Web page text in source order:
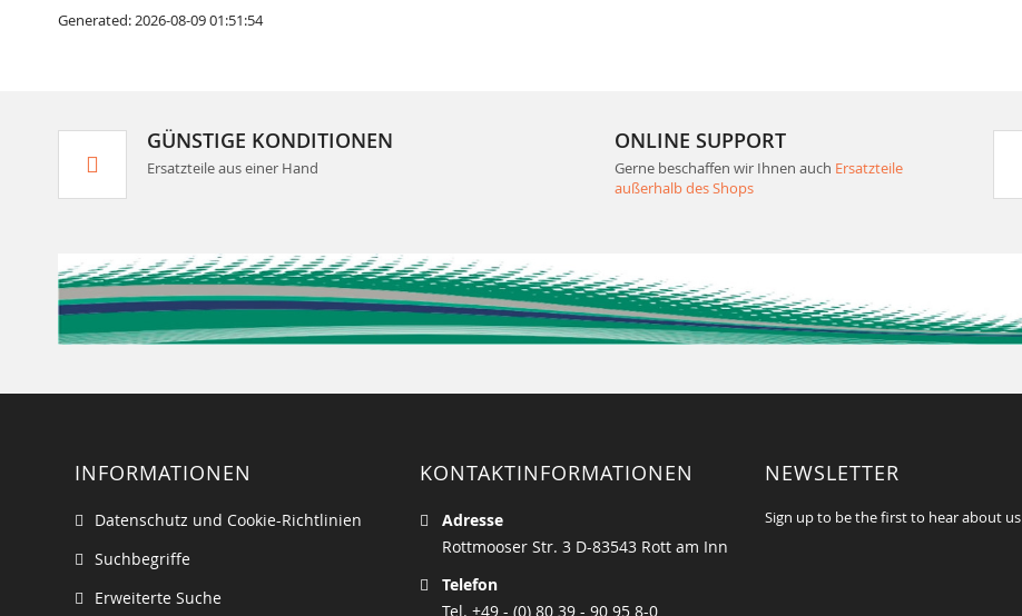
Generated: 2026-08-09 01:51:54
GÜNSTIGE KONDITIONEN
Ersatzteile aus einer Hand
ONLINE SUPPORT
Gerne beschaffen wir Ihnen auch Ersatzteile
außerhalb des Shops
INFORMATIONEN
Datenschutz und Cookie-Richtlinien
Suchbegriffe
Erweiterte Suche
KONTAKTINFORMATIONEN
Adresse
Rottmooser Str. 3 D-83543 Rott am Inn
Telefon
Tel. +49 - (0) 80 39 - 90 95 8-0
NEWSLETTER
Sign up to be the first to hear about us